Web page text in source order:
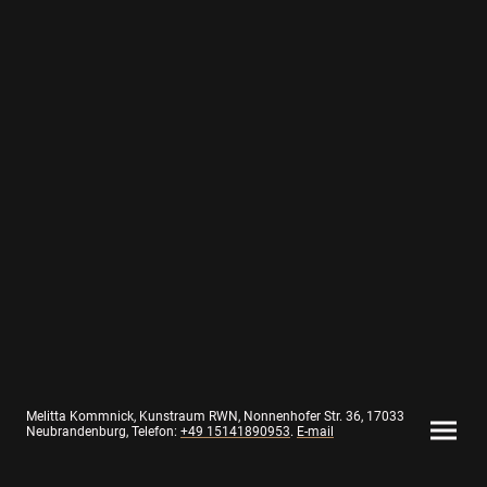
Melitta Kommnick, Kunstraum RWN, Nonnenhofer Str. 36, 17033
Neubrandenburg, Telefon: +49 15141890953. E-mail